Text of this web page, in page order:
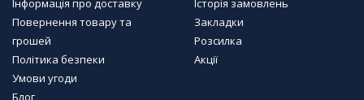
Інформація про доставку
Повернення товару та
грошей
Політика безпеки
Умови угоди
Блог
Історія замовлень
Закладки
Розсилка
Акції